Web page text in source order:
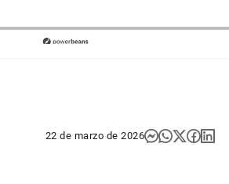
22 de marzo de 2026